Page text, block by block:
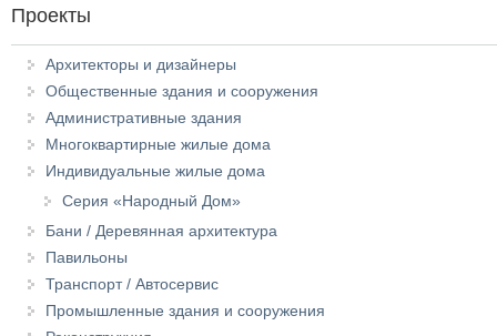
Проекты
Архитекторы и дизайнеры
Общественные здания и сооружения
Административные здания
Многоквартирные жилые дома
Индивидуальные жилые дома
Серия «Народный Дом»
Бани / Деревянная архитектура
Павильоны
Транспорт / Автосервис
Промышленные здания и сооружения